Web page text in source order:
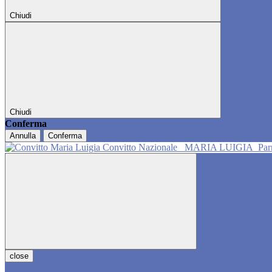
Chiudi
Chiudi
Conferma
Annulla Conferma
Convitto Nazionale MARIA LUIGIA
close